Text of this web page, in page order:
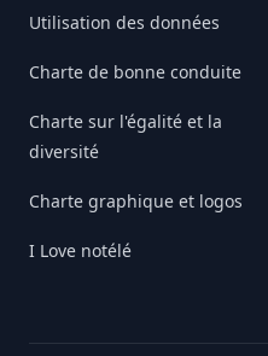
Utilisation des données
Charte de bonne conduite
Charte sur l'égalité et la
diversité
Charte graphique et logos
I Love notélé